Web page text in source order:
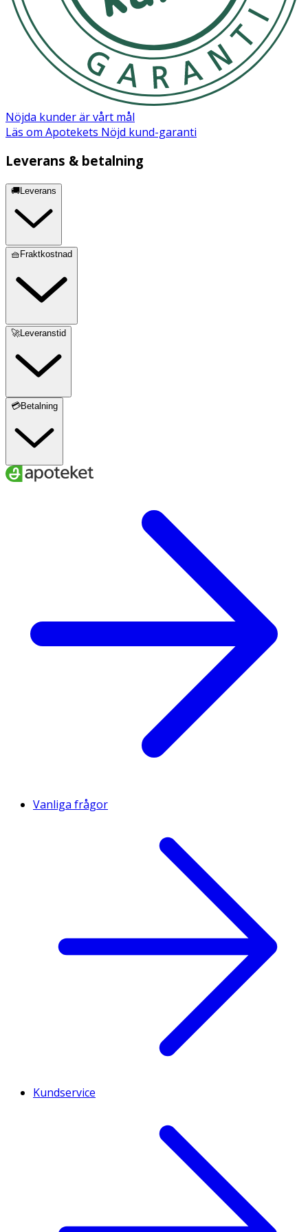
Nöjda kunder är vårt mål
Läs om Apotekets Nöjd kund-garanti
Leverans & betalning
🚚Leverans
🧺Fraktkostnad
🚀Leveranstid
💳Betalning
Vanliga frågor
Kundservice